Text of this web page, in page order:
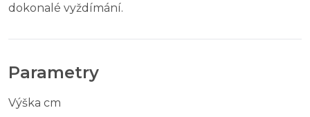
dokonalé vyždímání.
Parametry
Výška cm